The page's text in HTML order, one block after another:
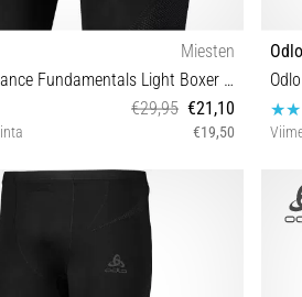
Miesten
Odlo Performance Fundamentals Light Boxer Shorts
€29,95 €21,10
€19,50
Odlo